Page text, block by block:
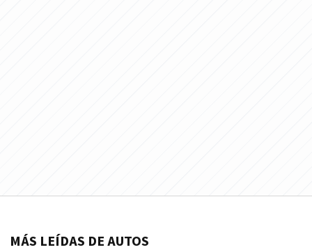
MÁS LEÍDAS DE AUTOS